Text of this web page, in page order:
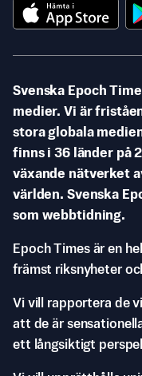
Svenska Epoch
medier. Vi är
stora globala
finns i 36 länder på
växande nätverket
världen. Svenska
som webbtidning.
Epoch Times är en
främst riksnyheter
Vi vill rapportera de
att de är
ett långsiktigt